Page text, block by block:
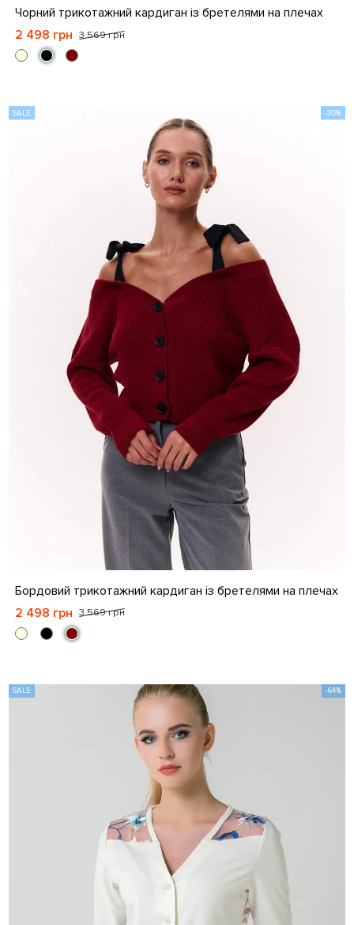
S-M L-XL
Чорний трикотажний кардиган із бретелями на плечах
3 569 грн
2 498 грн
S-M L-XL
Бордовий трикотажний кардиган із бретелями на плечах
3 569 грн
2 498 грн